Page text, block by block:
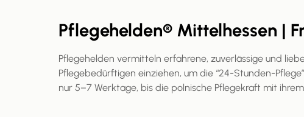
Pflegehelden® Mittelhessen |
Pflegehelden vermitteln erfahrene, zuverlässige und
Pflegebedürftigen einziehen, um die “24-Stunden-
nur 5–7 Werktage, bis die polnische Pflegekraft mit